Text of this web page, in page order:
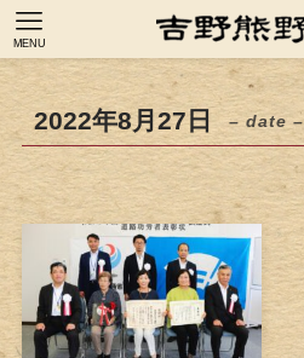
MENU
2022年8月27日 – date –